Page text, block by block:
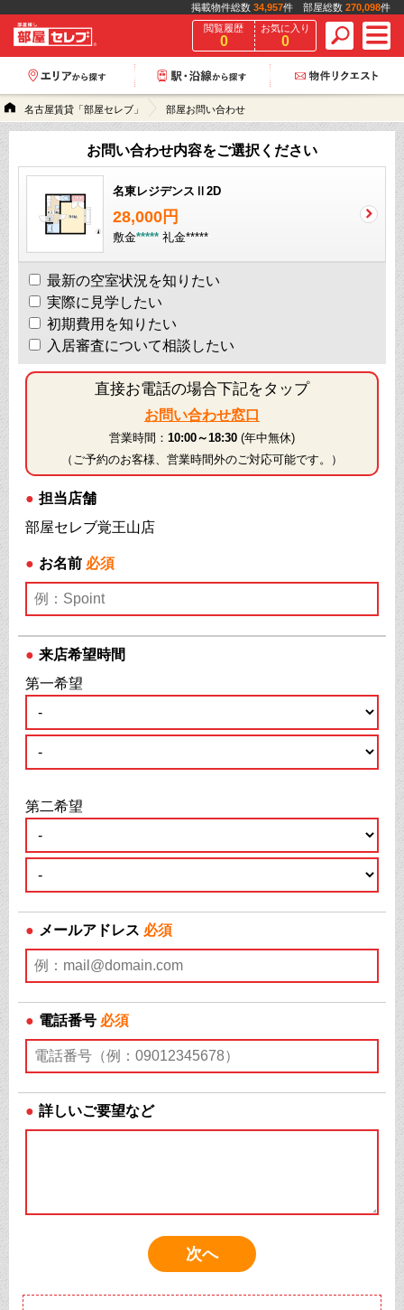
掲載物件総数 34,957件 部屋総数 270,098件
閲覧履歴
0
お気に入り
0
名古屋賃貸「部屋セレブ」 部屋お問い合わせ
お問い合わせ内容をご選択ください
名東レジデンスⅡ2D
28,000円
敷金***** 礼金*****
最新の空室状況を知りたい
実際に見学したい
初期費用を知りたい
入居審査について相談したい
直接お電話の場合下記をタップ
お問い合わせ窓口
営業時間： 10:00～18:30 (年中無休)
（ご予約のお客様、営業時間外のご対応可能です。）
● 担当店舗
部屋セレブ覚王山店
● お名前 必須
● 来店希望時間
第一希望
第二希望
● メールアドレス 必須
● 電話番号 必須
● 詳しいご要望など